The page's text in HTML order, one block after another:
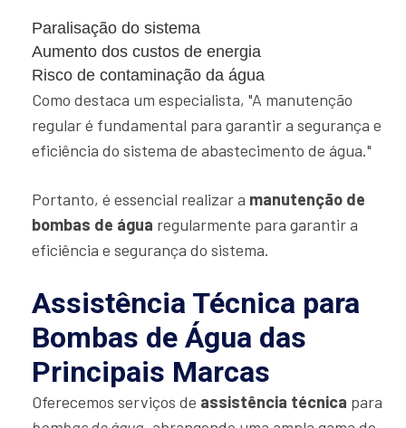
Paralisação do sistema
Aumento dos custos de energia
Risco de contaminação da água
Como destaca um especialista, "A manutenção
regular é fundamental para garantir a segurança e
eficiência do sistema de abastecimento de água."
Portanto, é essencial realizar a manutenção de
bombas de água regularmente para garantir a
eficiência e segurança do sistema.
Assistência Técnica para
Bombas de Água das
Principais Marcas
Oferecemos serviços de assistência técnica para